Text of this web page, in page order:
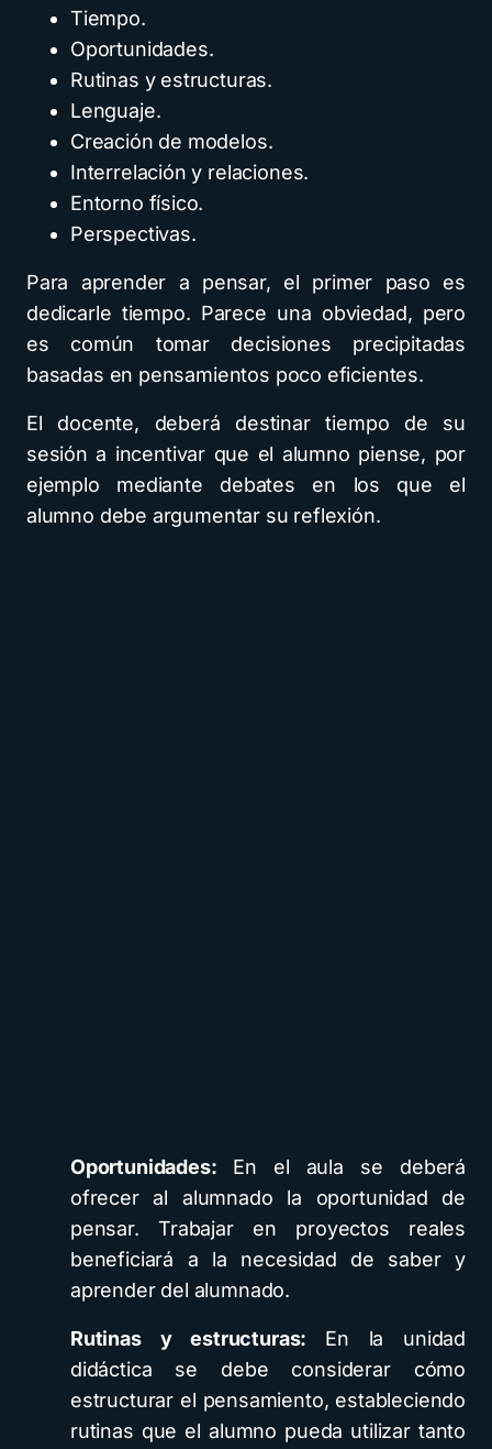
Tiempo.
Oportunidades.
Rutinas y estructuras.
Lenguaje.
Creación de modelos.
Interrelación y relaciones.
Entorno físico.
Perspectivas.
Para aprender a pensar, el primer paso es
dedicarle tiempo. Parece una obviedad, pero
es común tomar decisiones precipitadas
basadas en pensamientos poco eficientes.
El docente, deberá destinar tiempo de su
sesión a incentivar que el alumno piense, por
ejemplo mediante debates en los que el
alumno debe argumentar su reflexión.
Oportunidades: En el aula se deberá
ofrecer al alumnado la oportunidad de
pensar. Trabajar en proyectos reales
beneficiará a la necesidad de saber y
aprender del alumnado.
Rutinas y estructuras: En la unidad
didáctica se debe considerar cómo
estructurar el pensamiento, estableciendo
rutinas que el alumno pueda utilizar tanto